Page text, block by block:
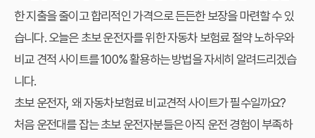
한 지출을 줄이고 합리적인 가격으로 든든한 보장을 마련할 수 있
습니다. 오늘은 초보 운전자를 위한 자동차 보험료 절약 노하우와
비교 견적 사이트를 100% 활용하는 방법을 자세히 알려드리겠습
니다.
초보 운전자, 왜 자동차보험료 비교견적 사이트가 필수일까요?
처음 운전대를 잡는 초보 운전자분들은 아직 운전 경험이 부족하